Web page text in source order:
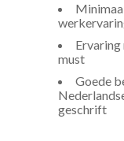
Ervaring
must
Goede
geschrift